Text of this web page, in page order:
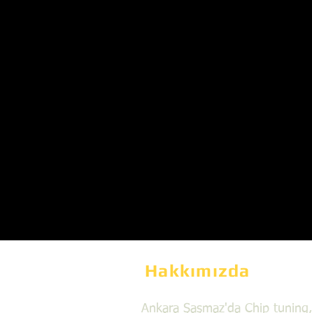
Hakkımızda
Ankara Şaşmaz'da Chip tuning,